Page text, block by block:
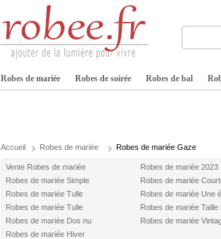
Robes de mariée Robes de soirée Robes de bal
Accueil Robes de mariée Robes de mariée Gaze
Vente Robes de mariée Robes de mariée 2023
Robes de mariée Simple
Robes de mariée
Robes de mariée Tulle
Robes de mariée Une
Robes de mariée Tulle
Robes de mariée Taille
Robes de mariée Dos nu
Robes de mariée
Robes de mariée Hiver